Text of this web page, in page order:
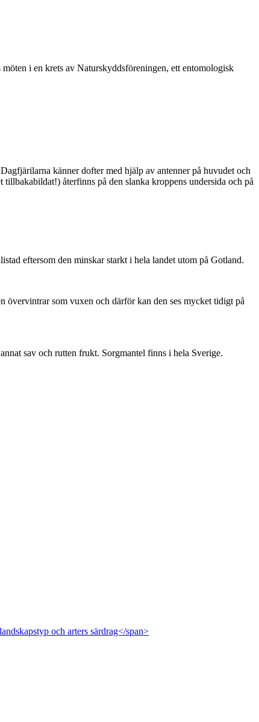
i en krets av Naturskyddsföreningen, ett entomologisk
känner dofter med hjälp av antenner på huvudet och
återfinns på den slanka kroppens undersida och på
eftersom den minskar starkt i hela landet utom på Gotland.
som vuxen och därför kan den ses mycket tidigt på
sav och rutten frukt. Sorgmantel finns i hela Sverige.
och arters särdrag</span>